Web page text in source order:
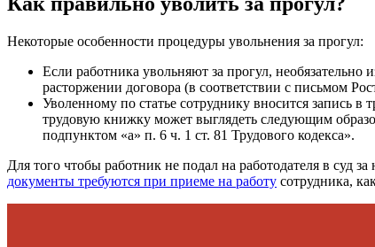
Некоторые особенности процедуры увольнения за прогул:
Если работника увольняют за прогул,
расторжении договора (в соответствии с письмом
Уволенному по статье сотруднику вносится запись
трудовую книжку может выглядеть следующим
подпунктом «а» п. 6 ч. 1 ст. 81 Трудового кодекса».
Для того чтобы работник не подал на работодателя в суд
документы требуются при приеме на работу сотрудника,